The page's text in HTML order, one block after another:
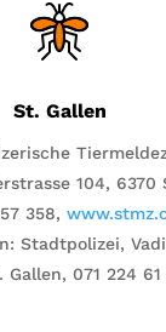
St. Gallen
104, 6370
358,
Stadtpolizei,
Gallen, 071 224 61